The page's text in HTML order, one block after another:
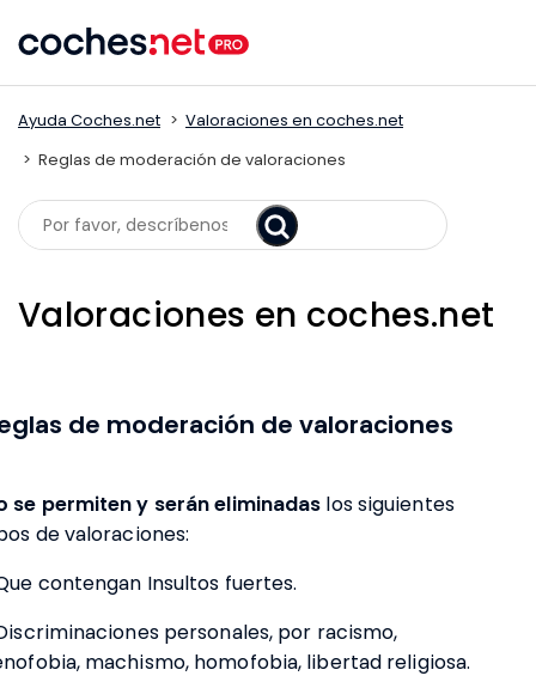
to
Ayuda Coches.net Valoraciones en coches.net
Reglas de moderación de valoraciones
Search
Valoraciones en coches.net
de moderación de valoraciones
se permiten y serán eliminadas los siguientes
de valoraciones:
contengan Insultos fuertes.
personales, por racismo,
machismo, homofobia, libertad religiosa.